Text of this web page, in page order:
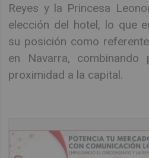
Reyes y la Princesa
elección del hotel, lo que
su posición como
en Navarra, combinando
proximidad a la capital.